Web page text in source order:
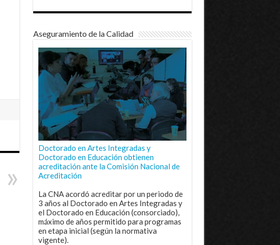
Aseguramiento de la Calidad
Doctorado en Artes Integradas y
Doctorado en Educación obtienen
acreditación ante la Comisión Nacional de
Acreditación
La CNA acordó acreditar por un periodo de
3 años al Doctorado en Artes Integradas y
el Doctorado en Educación (consorciado),
máximo de años permitido para programas
en etapa inicial (según la normativa
vigente).